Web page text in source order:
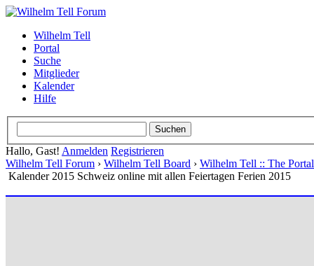
Wilhelm Tell
Portal
Suche
Mitglieder
Kalender
Hilfe
Hallo, Gast! Anmelden Registrieren
Wilhelm Tell Forum › Wilhelm Tell Board › Wilhelm Tell :: The
Kalender 2015 Schweiz online mit allen Feiertagen Ferien 2015